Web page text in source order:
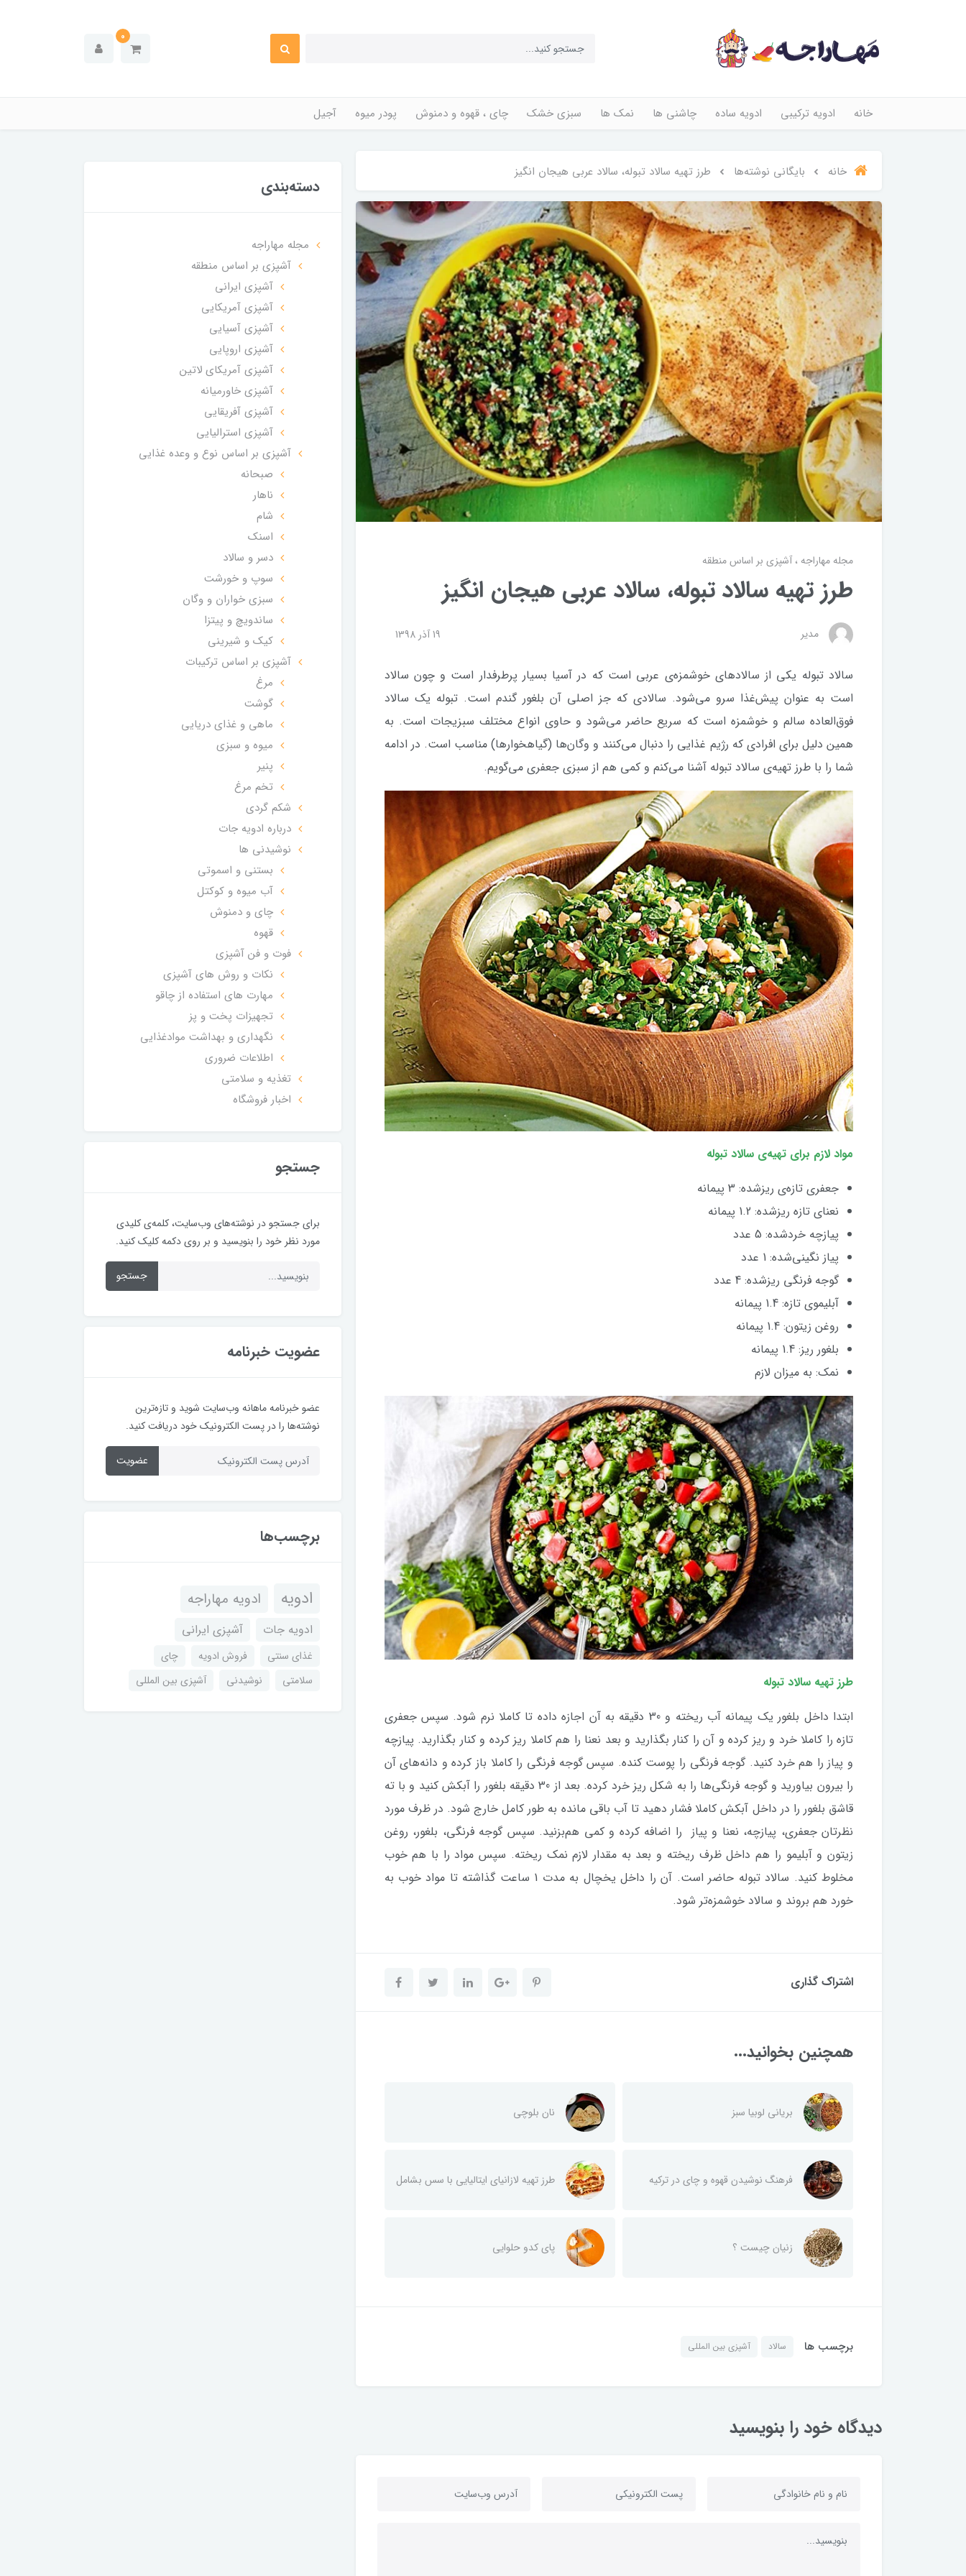
0
خانه ادویه ترکیبی ادویه ساده چاشنی ها نمک ها سبزی خشک چای ، قهوه و دمنوش پودر میوه آجیل
خانه بایگانی نوشته‌ها طرز تهیه سالاد تبوله، سالاد عربی هیجان انگیز
مجله مهاراجه آشپزی بر اساس منطقه
طرز تهیه سالاد تبوله، سالاد عربی هیجان انگیز
مدیر 19 آذر 1398
سالاد تبوله یکی از سالادهای خوشمزه‌ی عربی است که در آسیا بسیار پرطرفدار است و چون سالاد
است به عنوان پیش‌غذا سرو می‌شود. سالادی که جز اصلی آن بلغور گندم است. تبوله یک سالاد
فوق‌العاده سالم و خوشمزه است که سریع حاضر می‌شود و حاوی انواع مختلف سبزیجات است. به
همین دلیل برای افرادی که رژیم غذایی را دنبال می‌کنند و وگان‌ها (گیاهخوارها) مناسب است. در ادامه
شما را با طرز تهیه‌ی سالاد تبوله آشنا می‌کنم و کمی هم از سبزی جعفری می‌گویم.
مواد لازم برای تهیه‌ی سالاد تبوله
جعفری تازه‌ی ریز‌شده: 3 پیمانه
نعنای تازه ریزشده: 1.2 پیمانه
پیازچه خردشده: 5 عدد
پیاز نگینی‌شده: 1 عدد
گوجه فرنگی ریزشده: 4 عدد
آبلیموی تازه: 1.4 پیمانه
روغن زیتون: 1.4 پیمانه
بلغور ریز: 1.4 پیمانه
نمک: به میزان لازم
طرز تهیه سالاد تبوله
ابتدا داخل بلغور یک پیمانه آب ریخته و 30 دقیقه به آن اجازه داده تا کاملا نرم شود. سپس جعفری
تازه را کاملا خرد و ریز کرده و آن را کنار بگذارید و بعد نعنا را هم کاملا ریز کرده و کنار بگذارید. پیازچه
و پیاز را هم خرد کنید. گوجه فرنگی را پوست کنده. سپس گوجه فرنگی را کاملا باز کرده و دانه‌های آن
را بیرون بیاورید و گوجه فرنگی‌ها را به شکل ریز خرد کرده. بعد از 30 دقیقه بلغور را آبکش کنید و با ته
قاشق بلغور را در داخل آبکش کاملا فشار دهید تا آب باقی مانده به طور کامل خارج شود. در ظرف مورد
نظرتان جعفری، پیازچه، نعنا و پیاز را اضافه کرده و کمی هم‌بزنید. سپس گوجه فرنگی، بلغور، روغن
زیتون و آبلیمو را هم داخل ظرف ریخته و بعد به مقدار لازم نمک ریخته. سپس مواد را با هم خوب
مخلوط کنید. سالاد تبوله حاضر است. آن را داخل یخچال به مدت 1 ساعت گذاشته تا مواد خوب به
خورد هم بروند و سالاد خوشمزه‌تر شود.
اشتراک گذاری
همچنین بخوانید...
بریانی لوبیا سبز نان بلوچی
فرهنگ نوشیدن قهوه و چای در ترکیه طرز تهیه لازانیای ایتالیایی با سس بشامل
زنیان چیست ؟ پای کدو حلوایی
برچسب ها سالاد آشپزی بین المللی
دیدگاه خود را بنویسید
دسته‌بندی
مجله مهاراجه
آشپزی بر اساس منطقه
آشپزی ایرانی
آشپزی آمریکایی
آشپزی آسیایی
آشپزی اروپایی
آشپزی آمریکای لاتین
آشپزی خاورمیانه
آشپزی آفریقایی
آشپزی استرالیایی
آشپزی بر اساس نوع و وعده غذایی
صبحانه
ناهار
شام
اسنک
دسر و سالاد
سوپ و خورشت
سبزی خواران و وگان
ساندویچ و پیتزا
کیک و شیرینی
آشپزی بر اساس ترکیبات
مرغ
گوشت
ماهی و غذای دریایی
میوه و سبزی
پنیر
تخم مرغ
شکم گردی
درباره ادویه جات
نوشیدنی ها
بستنی و اسموتی
آب میوه و کوکتل
چای و دمنوش
قهوه
فوت و فن آشپزی
نکات و روش های آشپزی
مهارت های استفاده از چاقو
تجهیزات پخت و پز
نگهداری و بهداشت موادغذایی
اطلاعات ضروری
تغذیه و سلامتی
اخبار فروشگاه
جستجو
برای جستجو در نوشته‌های وب‌سایت، کلمه‌ی کلیدی
مورد نظر خود را بنویسید و بر روی دکمه کلیک کنید.
جستجو
عضویت خبرنامه
عضو خبرنامه ماهانه وب‌سایت شوید و تازه‌ترین
نوشته‌ها را در پست الکترونیک خود دریافت کنید.
عضویت
برچسب‌ها
ادویه ادویه مهاراجه
ادویه جات آشپزی ایرانی
غذای سنتی فروش ادویه
چای
سلامتی
نوشیدنی آشپزی بین المللی